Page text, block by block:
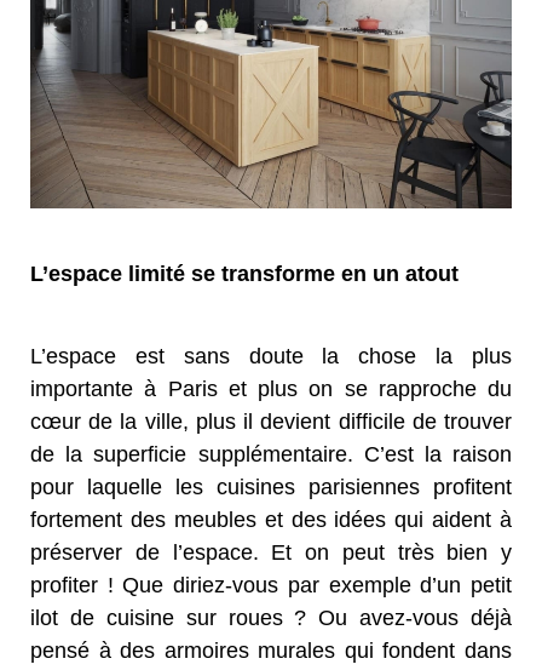
L’espace limité se transforme en un atout
L’espace est sans doute la chose la plus
importante à Paris et plus on se rapproche du
cœur de la ville, plus il devient difficile de trouver
de la superficie supplémentaire. C’est la raison
pour laquelle les cuisines parisiennes profitent
fortement des meubles et des idées qui aident à
préserver de l’espace. Et on peut très bien y
profiter ! Que diriez-vous par exemple d’un petit
ilot de cuisine sur roues ? Ou avez-vous déjà
pensé à des armoires murales qui fondent dans